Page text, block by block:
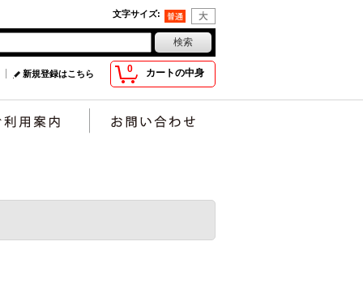
文字サイズ:
0 カートの中身
新規登録はこちら